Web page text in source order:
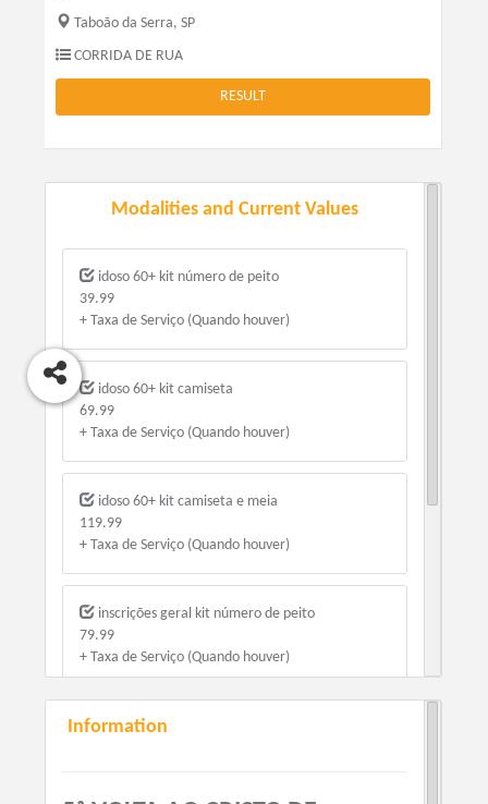
Taboão da Serra, SP
CORRIDA DE RUA
RESULT
Modalities and Current Values
idoso 60+ kit número de peito
39.99
+ Taxa de Serviço (Quando houver)
idoso 60+ kit camiseta
69.99
+ Taxa de Serviço (Quando houver)
idoso 60+ kit camiseta e meia
119.99
+ Taxa de Serviço (Quando houver)
inscrições geral kit número de peito
79.99
+ Taxa de Serviço (Quando houver)
inscrições geral kit camiseta
Information